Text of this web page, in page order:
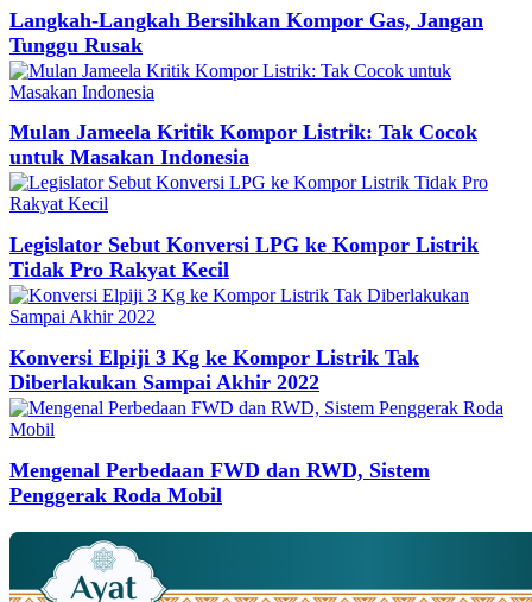
Langkah-Langkah Bersihkan Kompor Gas, Jangan
Tunggu Rusak
Mulan Jameela Kritik Kompor Listrik: Tak Cocok
untuk Masakan Indonesia
Legislator Sebut Konversi LPG ke Kompor Listrik
Tidak Pro Rakyat Kecil
Konversi Elpiji 3 Kg ke Kompor Listrik Tak
Diberlakukan Sampai Akhir 2022
Mengenal Perbedaan FWD dan RWD, Sistem
Penggerak Roda Mobil